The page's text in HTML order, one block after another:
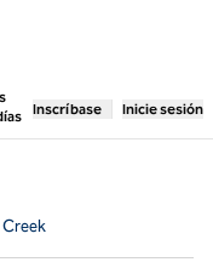
, abre una pestaña
Inscríbase Inicie sesión